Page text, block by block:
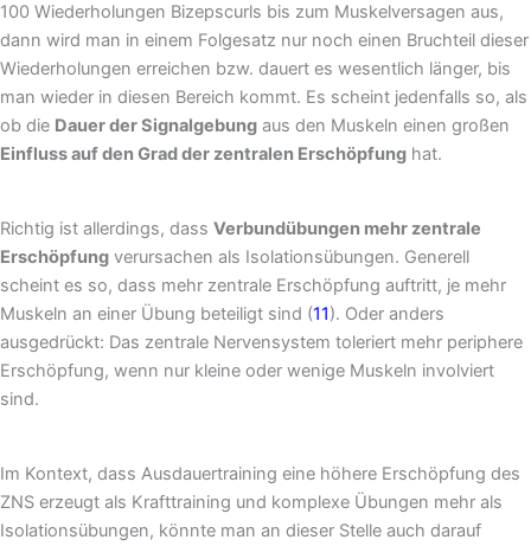
100 Wiederholungen Bizepscurls bis zum Muskelversagen aus,
dann wird man in einem Folgesatz nur noch einen Bruchteil dieser
Wiederholungen erreichen bzw. dauert es wesentlich länger, bis
man wieder in diesen Bereich kommt. Es scheint jedenfalls so, als
ob die Dauer der Signalgebung aus den Muskeln einen großen
Einfluss auf den Grad der zentralen Erschöpfung hat.
Richtig ist allerdings, dass Verbundübungen mehr zentrale
Erschöpfung verursachen als Isolationsübungen. Generell
scheint es so, dass mehr zentrale Erschöpfung auftritt, je mehr
Muskeln an einer Übung beteiligt sind (11). Oder anders
ausgedrückt: Das zentrale Nervensystem toleriert mehr periphere
Erschöpfung, wenn nur kleine oder wenige Muskeln involviert
sind.
Im Kontext, dass Ausdauertraining eine höhere Erschöpfung des
ZNS erzeugt als Krafttraining und komplexe Übungen mehr als
Isolationsübungen, könnte man an dieser Stelle auch darauf